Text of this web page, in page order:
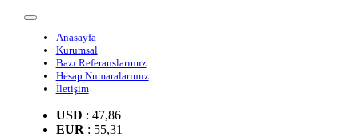
Anasayfa
Kurumsal
Bazı Referanslarımız
Hesap Numaralarımız
İletişim
USD : 47,86
EUR : 55,31